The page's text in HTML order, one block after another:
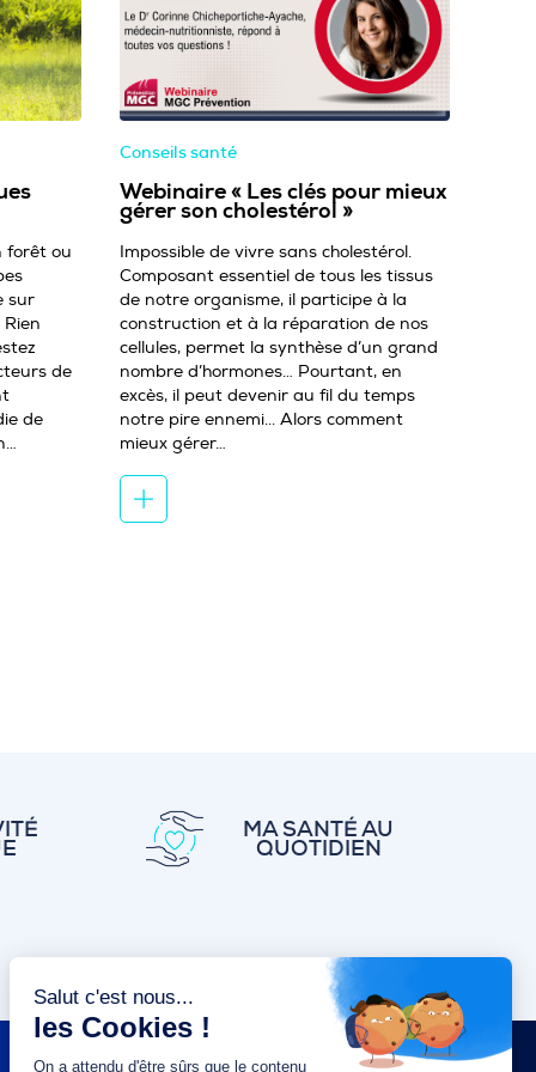
forêt ou
sur
de
de
Conseils santé
Webinaire « Les clés pour mieux
gérer son cholestérol »
Impossible de vivre sans cholestérol.
Composant essentiel de tous les tissus
de notre organisme, il participe à la
construction et à la réparation de nos
cellules, permet la synthèse d’un grand
nombre d’hormones… Pourtant, en
excès, il peut devenir au fil du temps
notre pire ennemi... Alors comment
mieux gérer…
MA SANTÉ AU
QUOTIDIEN